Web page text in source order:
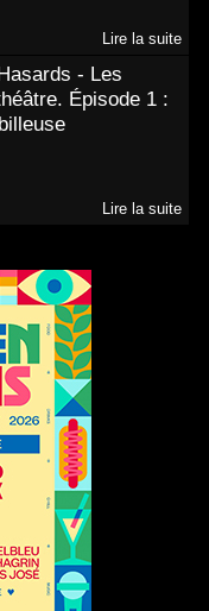
Lire la suite
- Les
Épisode 1 :
Lire la suite